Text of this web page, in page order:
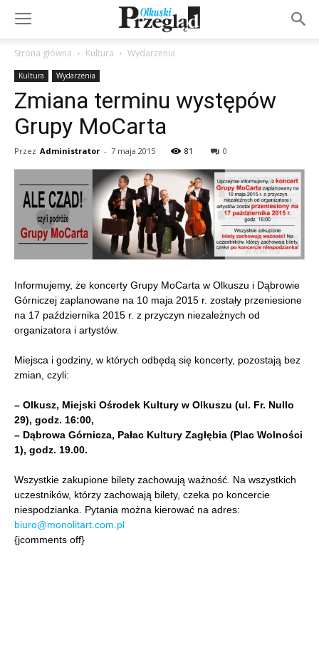
Strona główna Kultura Wydarzenia
Kultura Wydarzenia
Zmiana terminu występów
Grupy MoCarta
Przez Administrator - 7 maja 2015 81 0
Informujemy, że koncerty Grupy MoCarta w Olkuszu i Dąbrowie
Górniczej zaplanowane na 10 maja 2015 r. zostały przeniesione
na 17 października 2015 r. z przyczyn niezależnych od
organizatora i artystów.
Miejsca i godziny, w których odbędą się koncerty, pozostają bez
zmian, czyli:
– Olkusz, Miejski Ośrodek Kultury w Olkuszu (ul. Fr. Nullo
29), godz. 16:00,
– Dąbrowa Górnicza, Pałac Kultury Zagłębia (Plac Wolności
1), godz. 19.00.
Wszystkie zakupione bilety zachowują ważność. Na wszystkich
uczestników, którzy zachowają bilety, czeka po koncercie
niespodzianka. Pytania można kierować na adres:
biuro@monolitart.com.pl
{jcomments off}